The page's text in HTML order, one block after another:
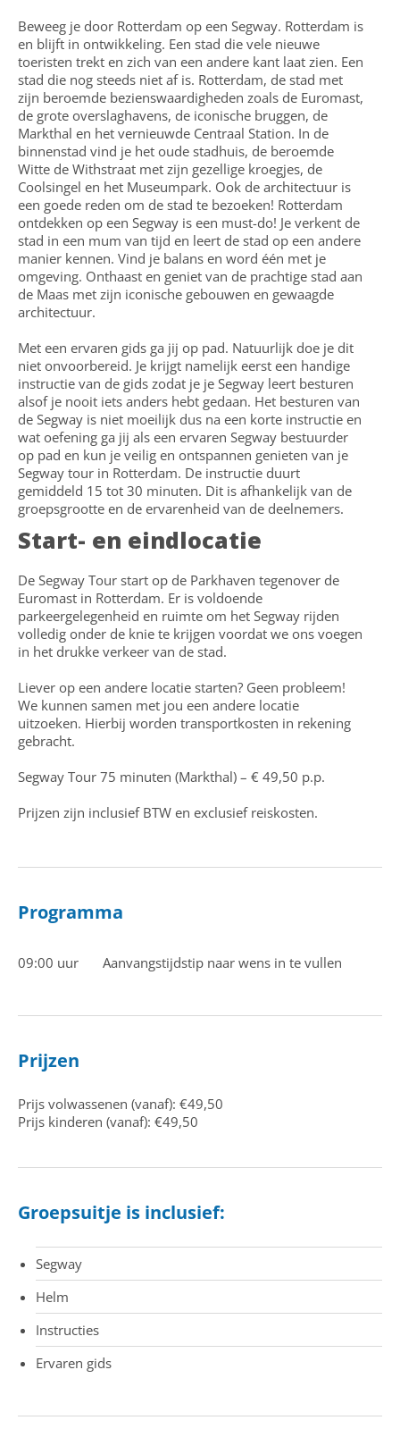
Beweeg je door Rotterdam op een Segway. Rotterdam is
en blijft in ontwikkeling. Een stad die vele nieuwe
toeristen trekt en zich van een andere kant laat zien. Een
stad die nog steeds niet af is. Rotterdam, de stad met
zijn beroemde bezienswaardigheden zoals de Euromast,
de grote overslaghavens, de iconische bruggen, de
Markthal en het vernieuwde Centraal Station. In de
binnenstad vind je het oude stadhuis, de beroemde
Witte de Withstraat met zijn gezellige kroegjes, de
Coolsingel en het Museumpark. Ook de architectuur is
een goede reden om de stad te bezoeken! Rotterdam
ontdekken op een Segway is een must-do! Je verkent de
stad in een mum van tijd en leert de stad op een andere
manier kennen. Vind je balans en word één met je
omgeving. Onthaast en geniet van de prachtige stad aan
de Maas met zijn iconische gebouwen en gewaagde
architectuur.
Met een ervaren gids ga jij op pad. Natuurlijk doe je dit
niet onvoorbereid. Je krijgt namelijk eerst een handige
instructie van de gids zodat je je Segway leert besturen
alsof je nooit iets anders hebt gedaan. Het besturen van
de Segway is niet moeilijk dus na een korte instructie en
wat oefening ga jij als een ervaren Segway bestuurder
op pad en kun je veilig en ontspannen genieten van je
Segway tour in Rotterdam. De instructie duurt
gemiddeld 15 tot 30 minuten. Dit is afhankelijk van de
groepsgrootte en de ervarenheid van de deelnemers.
Start- en eindlocatie
De Segway Tour start op de Parkhaven tegenover de
Euromast in Rotterdam. Er is voldoende
parkeergelegenheid en ruimte om het Segway rijden
volledig onder de knie te krijgen voordat we ons voegen
in het drukke verkeer van de stad.
Liever op een andere locatie starten? Geen probleem!
We kunnen samen met jou een andere locatie
uitzoeken. Hierbij worden transportkosten in rekening
gebracht.
Segway Tour 75 minuten (Markthal) – € 49,50 p.p.
Prijzen zijn inclusief BTW en exclusief reiskosten.
Programma
09:00 uur Aanvangstijdstip naar wens in te vullen
Prijzen
Prijs volwassenen (vanaf): €49,50
Prijs kinderen (vanaf): €49,50
Groepsuitje is inclusief:
Segway
Helm
Instructies
Ervaren gids